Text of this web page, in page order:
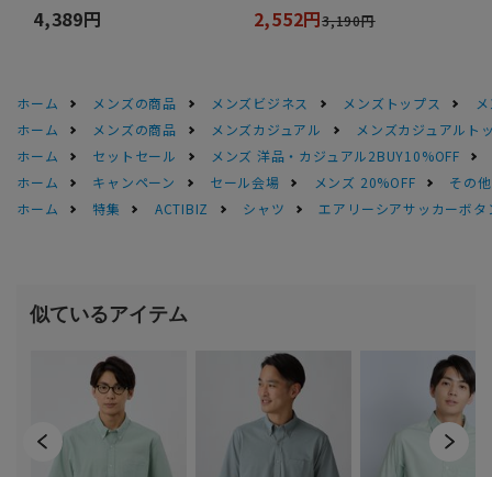
4,389円 2,552円3,190円
ホーム メンズの商品 メンズビジネス メンズトップス
ホーム
メンズの商品 メンズカジュアル
メンズカジュアルト
ホーム
セットセール
メンズ 洋品・カジュアル2BUY10%OFF
ホーム
キャンペーン セール会場 メンズ 20%OFF
その
ホーム
特集 ACTIBIZ シャツ エアリーシアサッカーボ